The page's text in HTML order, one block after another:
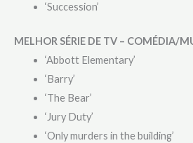
‘Succession’
MELHOR SÉRIE DE TV – COMÉDIA/
‘Abbott Elementary’
‘Barry’
‘The Bear’
‘Jury Duty’
‘Only murders in the building’